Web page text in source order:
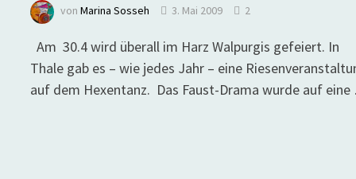
vonMarina Sosseh 3. Mai 2009 2
Am 30.4 wird überall im Harz Walpurgis gefeiert. In
Thale gab es – wie jedes Jahr – eine
auf dem Hexentanz. Das Faust-Drama wurde auf